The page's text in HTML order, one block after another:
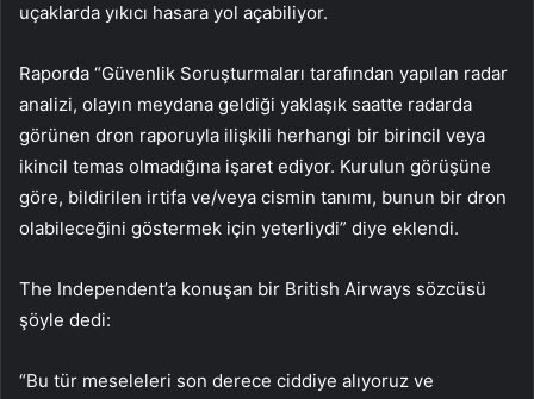
uçaklarda yıkıcı hasara yol açabiliyor.
Raporda “Güvenlik Soruşturmaları tarafından yapılan radar
analizi, olayın meydana geldiği yaklaşık saatte radarda
görünen dron raporuyla ilişkili herhangi bir birincil veya
ikincil temas olmadığına işaret ediyor. Kurulun görüşüne
göre, bildirilen irtifa ve/veya cismin tanımı, bunun bir dron
olabileceğini göstermek için yeterliydi” diye eklendi.
The Independent’a konuşan bir British Airways sözcüsü
şöyle dedi:
“Bu tür meseleleri son derece ciddiye alıyoruz ve